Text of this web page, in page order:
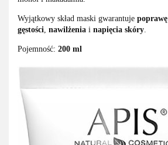
Wyjątkowy skład maski gwarantuje poprawę
gęstości, nawilżenia i napięcia skóry.
Pojemność: 200 ml